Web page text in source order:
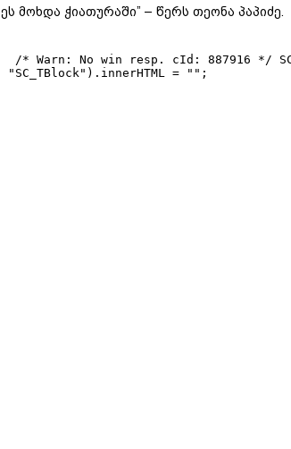
ეს მოხდა ჭიათურაში” – წერს თეონა პაპიძე.